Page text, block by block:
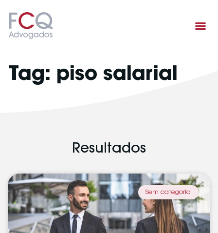
Tag: piso salarial
Resultados
Sem categoria